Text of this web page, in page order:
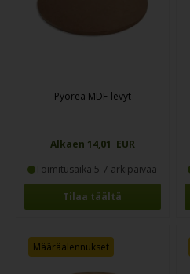
Pyöreä MDF-levyt
Alkaen 14,01 EUR
Toimitusaika 5-7 arkipäivää
Tilaa täältä
Määräalennukset